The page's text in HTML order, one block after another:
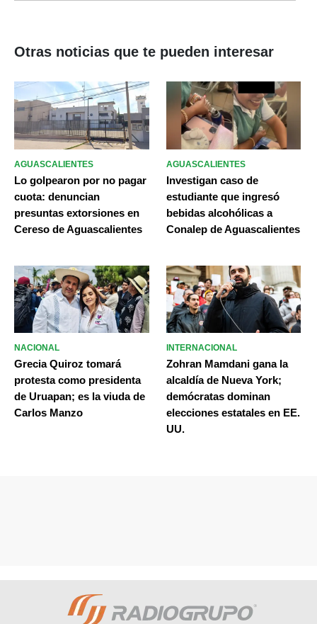
Otras noticias que te pueden interesar
AGUASCALIENTES
Lo golpearon por no pagar
cuota: denuncian
presuntas extorsiones en
Cereso de Aguascalientes
AGUASCALIENTES
Investigan caso de
estudiante que ingresó
bebidas alcohólicas a
Conalep de Aguascalientes
NACIONAL
Grecia Quiroz tomará
protesta como presidenta
de Uruapan; es la viuda de
Carlos Manzo
INTERNACIONAL
Zohran Mamdani gana la
alcaldía de Nueva York;
demócratas dominan
elecciones estatales en EE.
UU.